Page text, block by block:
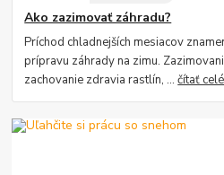
Ako zazimovať záhradu?
Príchod chladnejších mesiacov
prípravu záhrady na zimu.
zachovanie zdravia rastlín, ...čítať celé